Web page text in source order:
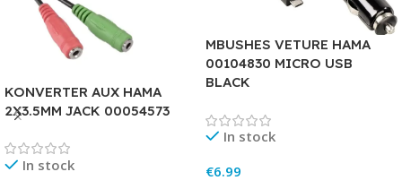
KONVERTER AUX HAMA
2X3.5MM JACK 00054573
In stock
MBUSHES VETURE HAMA
00104830 MICRO USB
BLACK
In stock
€6.99